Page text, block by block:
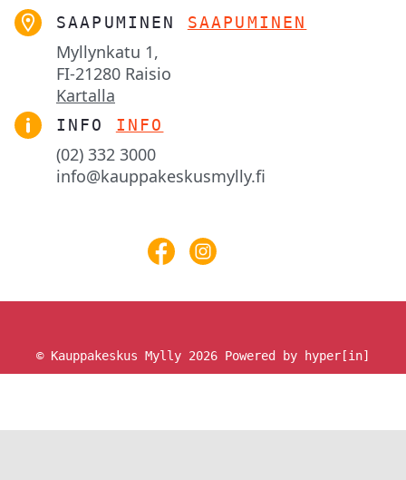
SAAPUMINEN SAAPUMINEN
Myllynkatu 1,
FI-21280 Raisio
Kartalla
INFO INFO
(02) 332 3000
info@kauppakeskusmylly.fi
© Kauppakeskus Mylly 2026 Powered by hyper[in]